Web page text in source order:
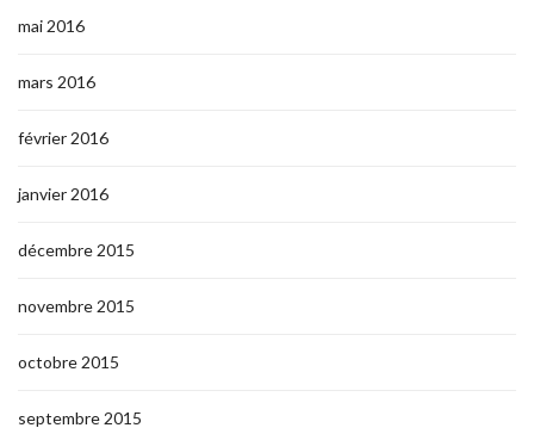
mai 2016
mars 2016
février 2016
janvier 2016
décembre 2015
novembre 2015
octobre 2015
septembre 2015